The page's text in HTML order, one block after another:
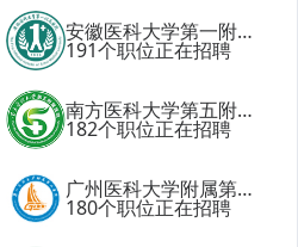
安徽医科大学第一附属医院
191个职位正在招聘
南方医科大学第五附属医院
182个职位正在招聘
广州医科大学附属第二医院
180个职位正在招聘